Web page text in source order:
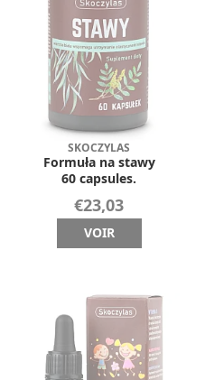
SKOCZYLAS
Formuła na stawy
60 capsules.
€23,03
VOIR